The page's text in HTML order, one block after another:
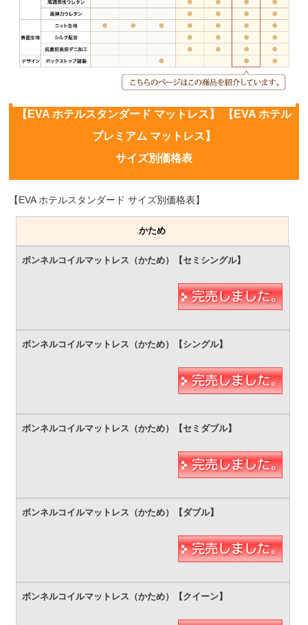
【EVA ホテルスタンダード マットレス】 【EVA ホテル
プレミアム マットレス】
サイズ別価格表
【EVA ホテルスタンダード サイズ別価格表】
かため